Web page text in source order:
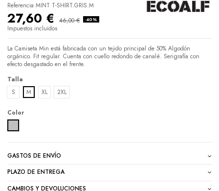
Referencia MINT T-SHIRT.GRIS.M
27,60 € 46,00 € -40%
Impuestos incluidos
La Camiseta Min está fabricada con un tejido principal de 50% Algodón
orgánico. Fit regular. Cuenta con cuello redondo de canalé. Serigrafía con
efecto desgastado en el frente.
Talla
S
M XL 2XL
Color
GASTOS DE ENVÍO
PLAZO DE ENTREGA
CAMBIOS Y DEVOLUCIONES